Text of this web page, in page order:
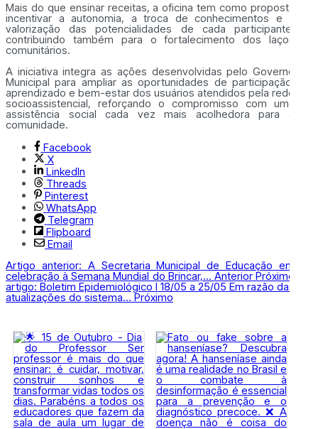
Mais do que ensinar receitas, a oficina tem como proposta
incentivar a autonomia, a troca de conhecimentos e a
valorização das potencialidades de cada participante,
contribuindo também para o fortalecimento dos laços
comunitários.
A iniciativa integra as ações desenvolvidas pelo Governo
Municipal para ampliar as oportunidades de participação,
aprendizado e bem-estar dos usuários atendidos pela rede
socioassistencial, reforçando o compromisso com uma
assistência social cada vez mais acolhedora para a
comunidade.
Facebook
X
LinkedIn
Threads
Pinterest
WhatsApp
Telegram
Flipboard
Email
Artigo anterior: A Secretaria Municipal de Educação em
celebração à Semana Mundial do Brincar,... Anterior Próximo
artigo: Boletim Epidemiológico l 18/05 a 25/05 Em razão das
atualizações do sistema...Próximo